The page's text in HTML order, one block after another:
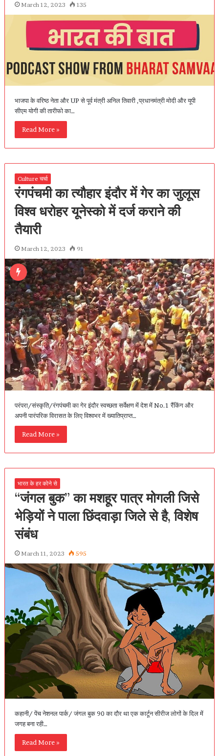
March 12, 2023 135
भाजपा के वरिष्ठ नेता और UP से पूर्व मंत्री अनिल तिवारी ,प्रधानमंत्री मोदी और यूपी
सीएम योगी की तारीफो का…
Read More »
Culture चर्चा
रंगपंचमी का त्यौहार इंदौर में गेर का जुलूस
विश्व धरोहर यूनेस्को में दर्ज कराने की
तैयारी
March 12, 2023 91
परंपरा/संस्कृति/रंगपंचमी का गेर इंदौर स्वच्छता सर्वेक्षण में देश में No.1 रैंकिंग और
अपनी पारंपरिक विरासत के लिए विश्वभर में ख्यातिप्राप्त…
Read More »
भारत के हर कोने से
“जंगल बुक” का मशहूर पात्र मोगली जिसे
भेड़ियों ने पाला छिंदवाड़ा जिले से है, विशेष
संबंध
March 11, 2023 595
कहानी/ पेंच नेशनल पार्क/ जंगल बुक 90 का दौर था एक कार्टून सीरीज लोगों के दिल में
जगह बना रही…
Read More »